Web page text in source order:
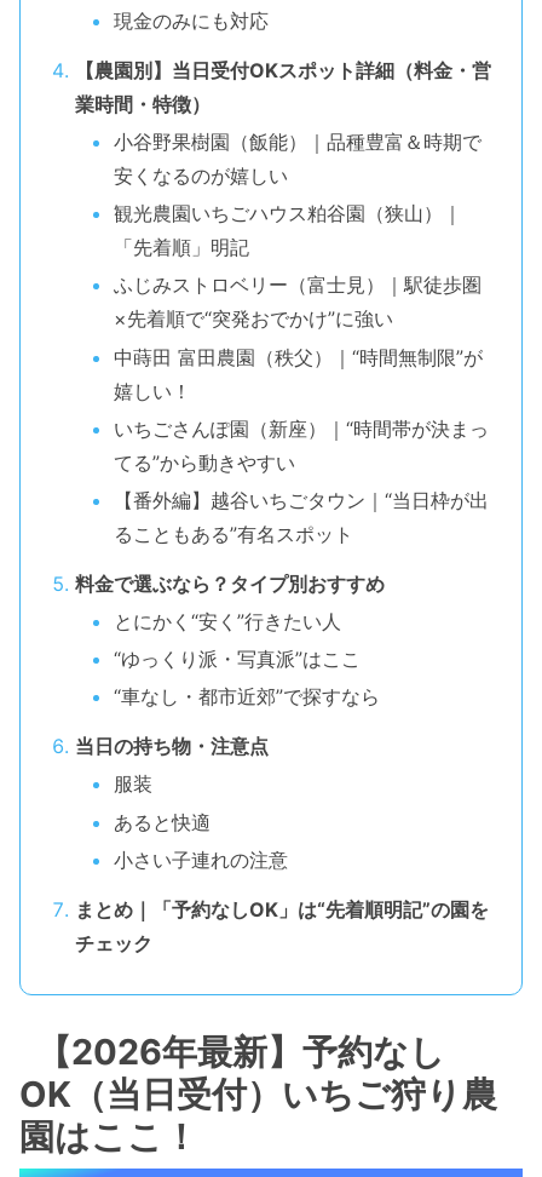
現金のみにも対応
【農園別】当日受付OKスポット詳細（料金・営
業時間・特徴）
小谷野果樹園（飯能）｜品種豊富＆時期で
安くなるのが嬉しい
観光農園いちごハウス粕谷園（狭山）｜
「先着順」明記
ふじみストロベリー（富士見）｜駅徒歩圏
×先着順で“突発おでかけ”に強い
中蒔田 富田農園（秩父）｜“時間無制限”が
嬉しい！
いちごさんぽ園（新座）｜“時間帯が決まっ
てる”から動きやすい
【番外編】越谷いちごタウン｜“当日枠が出
ることもある”有名スポット
料金で選ぶなら？タイプ別おすすめ
とにかく“安く”行きたい人
“ゆっくり派・写真派”はここ
“車なし・都市近郊”で探すなら
当日の持ち物・注意点
服装
あると快適
小さい子連れの注意
まとめ｜「予約なしOK」は“先着順明記”の園を
チェック
【2026年最新】予約なし
OK（当日受付）いちご狩り農
園はここ！